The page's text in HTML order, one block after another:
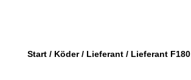
Start/ Köder/ Lieferant/ Lieferant F180